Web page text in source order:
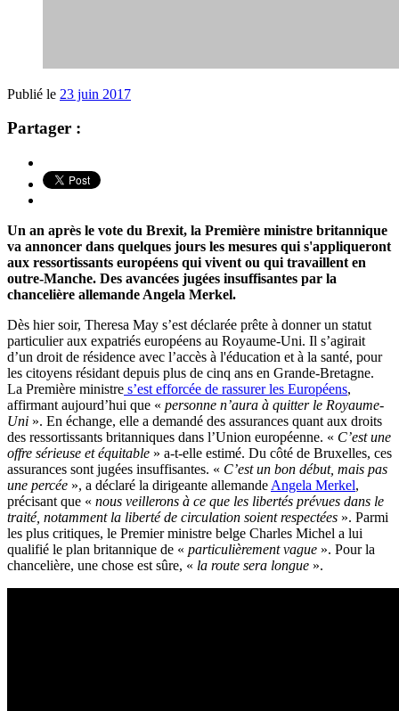
Publié le 23 juin 2017
Partager :
Un an après le vote du Brexit, la Première ministre britannique
va annoncer dans quelques jours les mesures qui s'appliqueront
aux ressortissants européens qui vivent ou qui travaillent en
outre-Manche. Des avancées jugées insuffisantes par la
chancelière allemande Angela Merkel.
Dès hier soir, Theresa May s’est déclarée prête à donner un statut
particulier aux expatriés européens au Royaume-Uni. Il s’agirait
d’un droit de résidence avec l’accès à l'éducation et à la santé, pour
les citoyens résidant depuis plus de cinq ans en Grande-Bretagne.
La Première ministre s’est efforcée de rassurer les Européens,
affirmant aujourd’hui que « personne n’aura à quitter le Royaume-
Uni ». En échange, elle a demandé des assurances quant aux droits
des ressortissants britanniques dans l’Union européenne. « C’est une
offre sérieuse et équitable » a-t-elle estimé. Du côté de Bruxelles, ces
assurances sont jugées insuffisantes. « C’est un bon début, mais pas
une percée », a déclaré la dirigeante allemande Angela Merkel,
précisant que « nous veillerons à ce que les libertés prévues dans le
traité, notamment la liberté de circulation soient respectées ». Parmi
les plus critiques, le Premier ministre belge Charles Michel a lui
qualifié le plan britannique de « particulièrement vague ». Pour la
chancelière, une chose est sûre, « la route sera longue ».